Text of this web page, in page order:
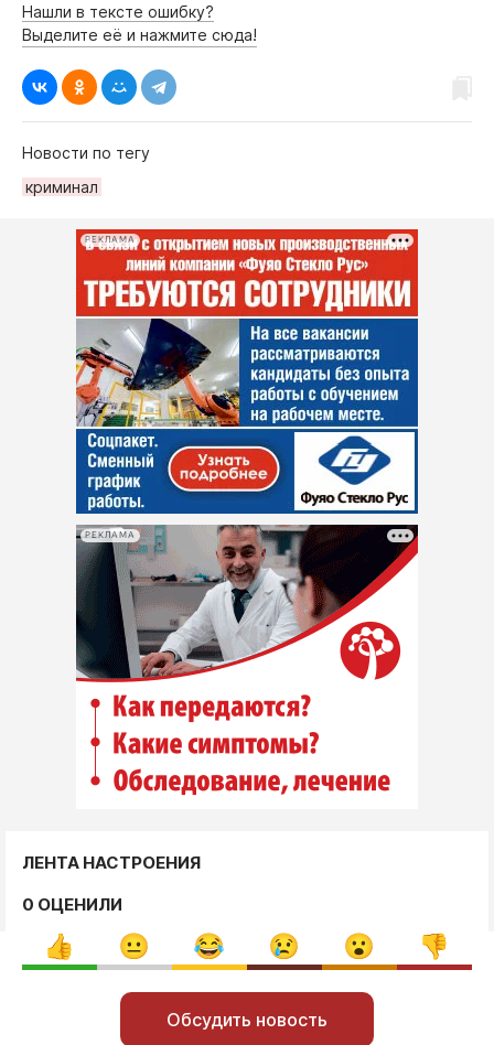
Нашли в тексте ошибку?
Выделите её и нажмите сюда!
Новости по тегу
криминал
РЕКЛАМА
РЕКЛАМА
ЛЕНТА НАСТРОЕНИЯ
0 ОЦЕНИЛИ
Обсудить новость